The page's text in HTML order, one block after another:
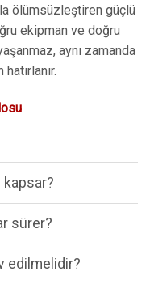
ölümsüzleştiren güçlü
ekipman ve doğru
aynı zamanda
kapsar?
sürer?
edilmelidir?